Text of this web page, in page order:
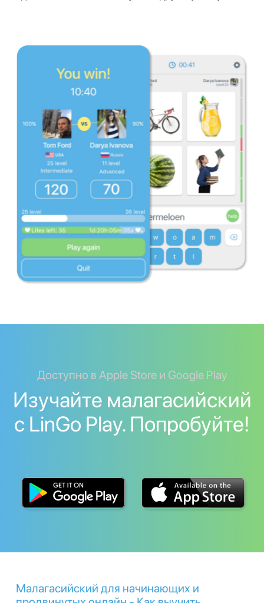
Доступно в Apple Store и Google Play
Изучайте малагасийский
с LinGo Play. Попробуйте!
Малагасийский для начинающих и